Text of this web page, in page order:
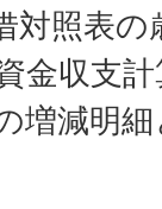
対照表
金収支
増減明